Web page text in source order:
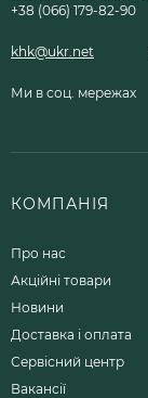
+38 (066) 179-82-90
khk@ukr.net
Ми в соц. мережах
КОМПАНІЯ
Про нас
Акційні товари
Новини
Доставка і оплата
Сервісний центр
Вакансії